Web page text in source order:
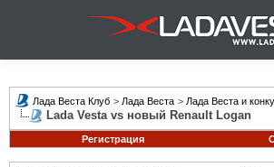
Лада Веста Клуб > Лада Веста > Лада Веста и
Lada Vesta vs новый Renault Logan
Регистрация